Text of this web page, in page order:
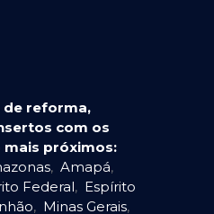
de reforma,
com os
próximos:
, Amapá,
Federal, Espírito
, Minas Gerais,